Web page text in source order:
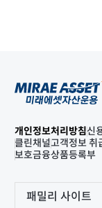
개인정보처리방침신
클린채널고객정보 취
보호금융상품등록부
패밀리 사이트